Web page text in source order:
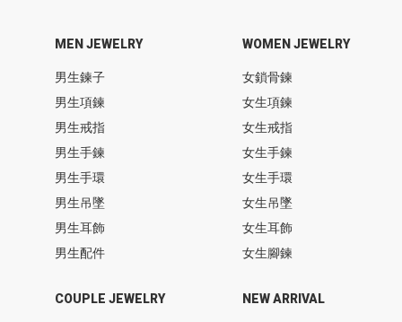
MEN JEWELRY
男生鍊子
男生項鍊
男生戒指
男生手鍊
男生手環
男生吊墜
男生耳飾
男生配件
WOMEN JEWELRY
女鎖骨鍊
女生項鍊
女生戒指
女生手鍊
女生手環
女生吊墜
女生耳飾
女生腳鍊
COUPLE JEWELRY NEW ARRIVAL